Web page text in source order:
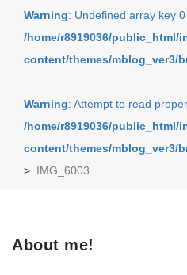
Warning: Undefined array key 0
/home/r8919036/public_html/
content/themes/mblog_ver3/
Warning: Attempt to read
/home/r8919036/public_html/
content/themes/mblog_ver3/
> IMG_6003
About me!